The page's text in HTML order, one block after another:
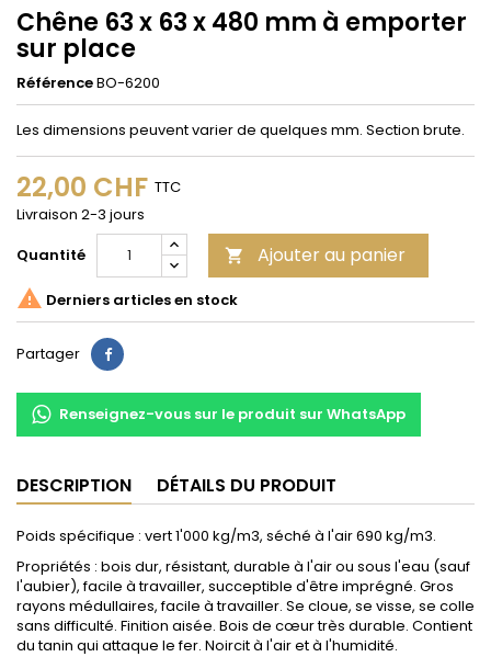
Chêne 63 x 63 x 480 mm à emporter
sur place
RéférenceBO-6200
Les dimensions peuvent varier de quelques mm. Section brute.
22,00 CHF TTC
Livraison 2-3 jours
Quantité
 Ajouter au panier
 Derniers articles en stock
Partager Partager
Renseignez-vous sur le produit sur WhatsApp
DESCRIPTION DÉTAILS DU PRODUIT
Poids spécifique : vert 1'000 kg/m3, séché à l'air 690 kg/m3.
Propriétés : bois dur, résistant, durable à l'air ou sous l'eau (sauf
l'aubier), facile à travailler, succeptible d'être imprégné. Gros
rayons médullaires, facile à travailler. Se cloue, se visse, se colle
sans difficulté. Finition aisée. Bois de cœur très durable. Contient
du tanin qui attaque le fer. Noircit à l'air et à l'humidité.